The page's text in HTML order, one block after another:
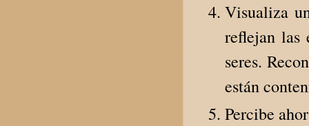
Visualiza
reflejan las
seres.
están
Percibe